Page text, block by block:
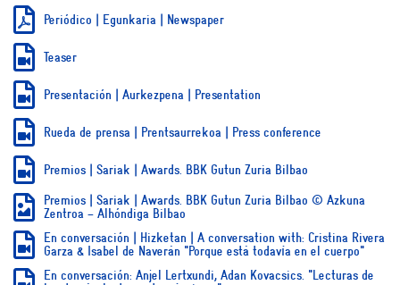
Periódico | Egunkaria | Newspaper
Teaser
Presentación | Aurkezpena | Presentation
Rueda de prensa | Prentsaurrekoa | Press conference
Premios | Sariak | Awards. BBK Gutun Zuria Bilbao
Premios | Sariak | Awards. BBK Gutun Zuria Bilbao © Azkuna
Zentroa – Alhóndiga Bilbao
En conversación | Hizketan | A conversation with: Cristina Rivera
Garza & Isabel de Naverán "Porque está todavía en el cuerpo"
En conversación: Anjel Lertxundi, Adan Kovacsics. "Lecturas de